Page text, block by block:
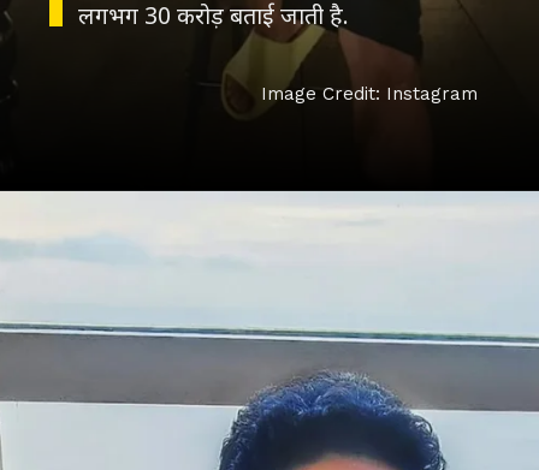
Image Credit: Instagram